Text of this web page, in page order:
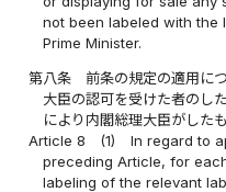
not been labeled with the
Prime Minister.
第八条
前条の規定の適用に
大臣の認可を受けた者のし
により内閣総理大臣がした
Article 8
(1)
In regard to
preceding Article, for
labeling of the relevant